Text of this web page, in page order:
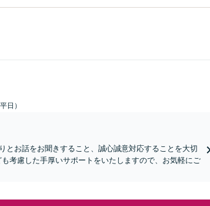
日）
とお話をお聞きすること、誠心誠意対応することを大切
考慮した手厚いサポートをいたしますので、お気軽にご